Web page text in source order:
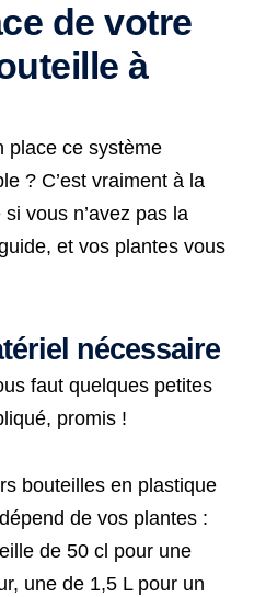
de votre
à
place ce système
? C’est vraiment à la
vous n’avez pas la
et vos plantes vous
nécessaire
faut quelques petites
promis !
bouteilles en plastique
de vos plantes :
de 50 cl pour une
une de 1,5 L pour un